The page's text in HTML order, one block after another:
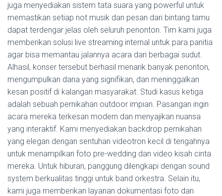
juga menyediakan sistem tata suara yang powerful untuk
memastikan setiap not musik dan pesan dari bintang tamu
dapat terdengar jelas oleh seluruh penonton. Tim kami juga
memberikan solusi live streaming internal untuk para panitia
agar bisa memantau jalannya acara dari berbagai sudut.
Alhasil, konser tersebut berhasil menarik banyak penonton,
mengumpulkan dana yang signifikan, dan meninggalkan
kesan positif di kalangan masyarakat. Studi kasus ketiga
adalah sebuah pernikahan outdoor impian. Pasangan ingin
acara mereka terkesan modern dan menyajikan nuansa
yang interaktif. Kami menyediakan backdrop pernikahan
yang elegan dengan sentuhan videotron kecil di tengahnya
untuk menampilkan foto pre-wedding dan video kisah cinta
mereka. Untuk hiburan, panggung dilengkapi dengan sound
system berkualitas tinggi untuk band orkestra. Selain itu,
kami juga memberikan layanan dokumentasi foto dan